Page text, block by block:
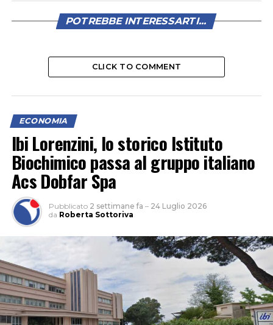
POTREBBE INTERESSARTI...
CLICK TO COMMENT
ECONOMIA
Ibi Lorenzini, lo storico Istituto
Biochimico passa al gruppo italiano
Acs Dobfar Spa
Pubblicato 2 settimane fa – 24 Luglio 2026
da Roberta Sottoriva